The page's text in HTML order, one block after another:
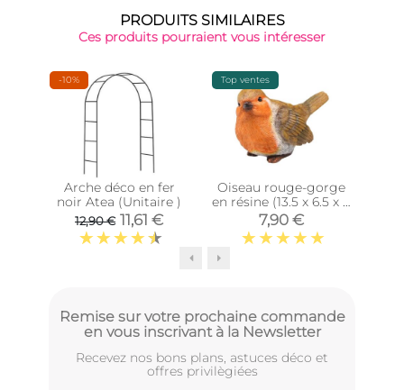
PRODUITS SIMILAIRES
Ces produits pourraient vous intéresser
-10%
Arche déco en fer
noir Atea (Unitaire )
12,90 € 11,61 €
Top ventes
Oiseau rouge-gorge
en résine (13.5 x 6.5 x 8
cm)
7,90 €
Remise sur votre prochaine commande
en vous inscrivant à la Newsletter
Recevez nos bons plans, astuces déco et
offres privilègiées